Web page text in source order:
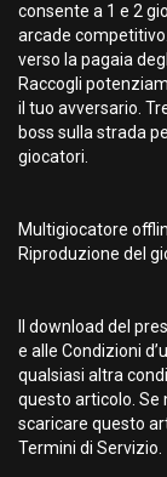
consente a 1 e 2
arcade
verso la pagaia
Raccogli
il tuo avversario.
boss sulla strada
giocatori.
Multigiocatore
Riproduzione del
Il download del
e alle Condizioni
qualsiasi altra
questo articolo. Se
scaricare questo
Termini di Servizio.